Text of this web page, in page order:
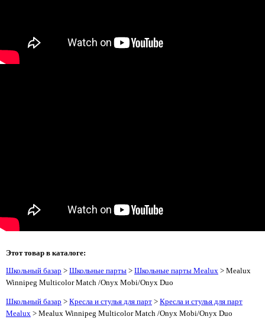
Этот товар в каталоге:
Школьный базар > Школьные парты > Школьные парты Mealux > Mealux
Winnipeg Multicolor Match /Onyx Mobi/Onyx Duo
Школьный базар > Кресла и стулья для парт > Кресла и стулья для парт
Mealux > Mealux Winnipeg Multicolor Match /Onyx Mobi/Onyx Duo